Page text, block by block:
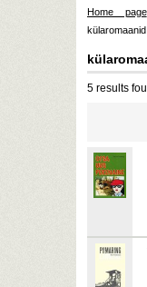
Home page
külaromaanid
5 results